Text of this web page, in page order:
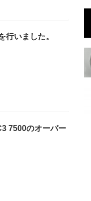
行いました。
7500のオーバー